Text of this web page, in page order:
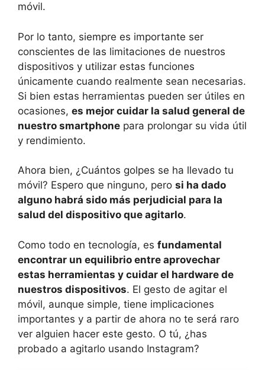
móvil.
Por lo tanto, siempre es importante ser
conscientes de las limitaciones de nuestros
dispositivos y utilizar estas funciones
únicamente cuando realmente sean necesarias.
Si bien estas herramientas pueden ser útiles en
ocasiones, es mejor cuidar la salud general de
nuestro smartphone para prolongar su vida útil
y rendimiento.
Ahora bien, ¿Cuántos golpes se ha llevado tu
móvil? Espero que ninguno, pero si ha dado
alguno habrá sido más perjudicial para la
salud del dispositivo que agitarlo.
Como todo en tecnología, es fundamental
encontrar un equilibrio entre aprovechar
estas herramientas y cuidar el hardware de
nuestros dispositivos. El gesto de agitar el
móvil, aunque simple, tiene implicaciones
importantes y a partir de ahora no te será raro
ver alguien hacer este gesto. O tú, ¿has
probado a agitarlo usando Instagram?